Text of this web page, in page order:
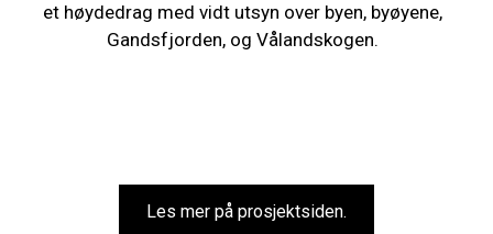
et høydedrag med vidt utsyn over byen, byøyene,
Gandsfjorden, og Vålandskogen.
Les mer på prosjektsiden.